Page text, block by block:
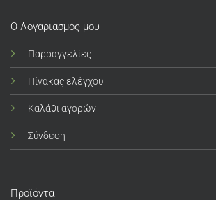
Ο Λογαριασμός μου
Παρραγγελίες
Πίνακας ελέγχου
Καλάθι αγορών
Σύνδεση
Προϊόντα